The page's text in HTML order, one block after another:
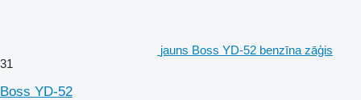
jauns Boss YD-52 benzīna zāģis
31
Boss YD-52